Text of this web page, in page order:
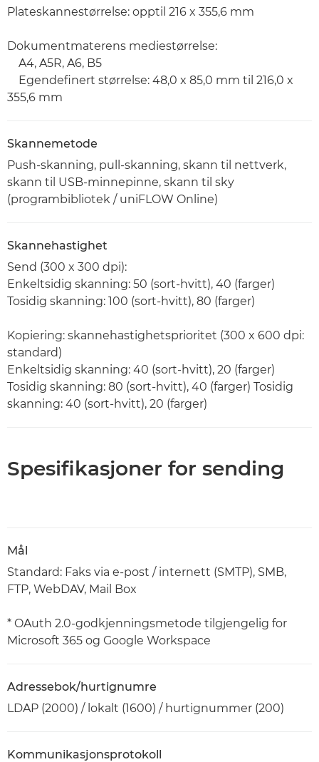
Plateskannestørrelse: opptil 216 x 355,6 mm
Dokumentmaterens mediestørrelse:
A4, A5R, A6, B5
Egendefinert størrelse: 48,0 x 85,0 mm til 216,0 x
355,6 mm
Skannemetode
Push-skanning, pull-skanning, skann til nettverk,
skann til USB-minnepinne, skann til sky
(programbibliotek / uniFLOW Online)
Skannehastighet
Send (300 x 300 dpi):
Enkeltsidig skanning: 50 (sort-hvitt), 40 (farger)
Tosidig skanning: 100 (sort-hvitt), 80 (farger)
Kopiering: skannehastighetsprioritet (300 x 600 dpi:
standard)
Enkeltsidig skanning: 40 (sort-hvitt), 20 (farger)
Tosidig skanning: 80 (sort-hvitt), 40 (farger) Tosidig
skanning: 40 (sort-hvitt), 20 (farger)
Spesifikasjoner for sending
Mål
Standard: Faks via e-post / internett (SMTP), SMB,
FTP, WebDAV, Mail Box
* OAuth 2.0-godkjenningsmetode tilgjengelig for
Microsoft 365 og Google Workspace
Adressebok/hurtignumre
LDAP (2000) / lokalt (1600) / hurtignummer (200)
Kommunikasjonsprotokoll